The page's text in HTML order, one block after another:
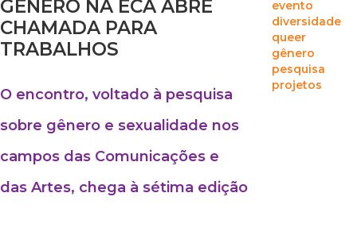
GÊNERO NA ECA ABRE
CHAMADA PARA
TRABALHOS
O encontro, voltado à pesquisa
sobre gênero e sexualidade nos
campos das Comunicações e
das Artes, chega à sétima edição
evento
diversidade
queer
gênero
pesquisa
projetos